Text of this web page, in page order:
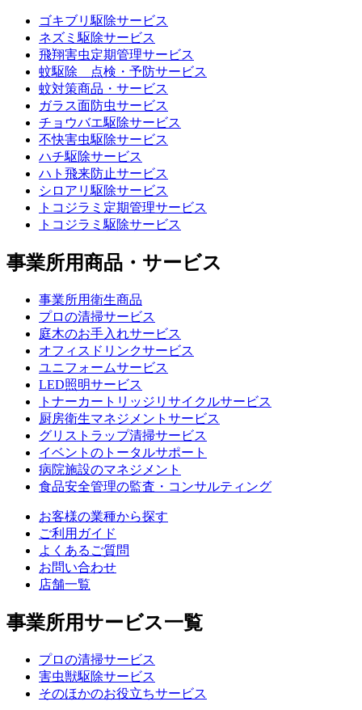
ゴキブリ駆除サービス
ネズミ駆除サービス
飛翔害虫定期管理サービス
蚊駆除 点検・予防サービス
蚊対策商品・サービス
ガラス面防虫サービス
チョウバエ駆除サービス
不快害虫駆除サービス
ハチ駆除サービス
ハト飛来防止サービス
シロアリ駆除サービス
トコジラミ定期管理サービス
トコジラミ駆除サービス
事業所用商品・サービス
事業所用衛生商品
プロの清掃サービス
庭木のお手入れサービス
オフィスドリンクサービス
ユニフォームサービス
LED照明サービス
トナーカートリッジリサイクルサービス
厨房衛生マネジメントサービス
グリストラップ清掃サービス
イベントのトータルサポート
病院施設のマネジメント
食品安全管理の監査・コンサルティング
お客様の業種から探す
ご利用ガイド
よくあるご質問
お問い合わせ
店舗一覧
事業所用サービス一覧
プロの清掃サービス
害虫獣駆除サービス
そのほかのお役立ちサービス